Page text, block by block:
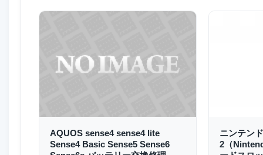
AQUOS sense4 sense4 lite
Sense4 Basic Sense5 Sense6
ニンテン
2（